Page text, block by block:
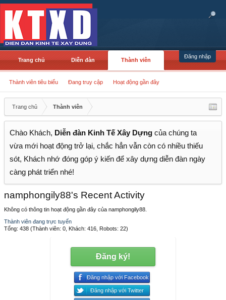
Đăng nhập
Trang chủ Diễn đàn Thành viên
Thành viên tiêu biểu Đang truy cập Hoạt động gần đây
Trang chủ Thành viên
Chào Khách, Diễn đàn Kinh Tế Xây Dựng của chúng ta
vừa mới hoạt động trở lại, chắc hẳn vẫn còn có nhiều thiếu
sót, Khách nhớ đóng góp ý kiến để xây dựng diễn đàn ngày
càng phát triển nhé!
namphongily88's Recent Activity
Không có thông tin hoạt động gần đây của namphongily88.
Thành viên đang trực tuyến
Tổng: 438 (Thành viên: 0, Khách: 416, Robots: 22)
Đăng ký!
Đăng nhập với Facebook
Đăng nhập với Twitter